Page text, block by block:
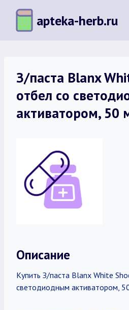
Перейти
содержимому
apteka-herb.ru
З/паста Blanx
отбел со
активатором, 50
Описание
Купить З/паста Blanx White
светодиодным активатором,